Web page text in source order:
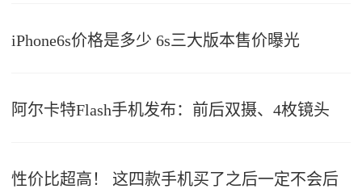
iPhone6s价格是多少 6s三大版本售价曝光
阿尔卡特Flash手机发布：前后双摄、4枚镜头
性价比超高！ 这四款手机买了之后一定不会后